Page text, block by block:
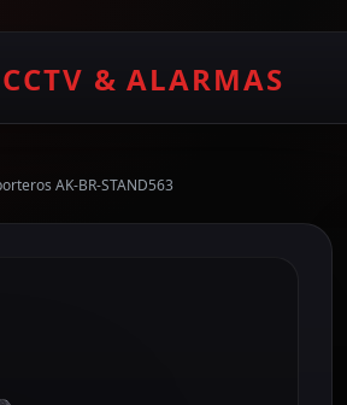
CCTV & ALARMAS
AK-BR-STAND563